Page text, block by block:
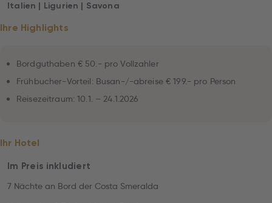
Italien | Ligurien | Savona
Ihre Highlights
Bordguthaben € 50.- pro Vollzahler
Frühbucher-Vorteil: Busan-/-abreise € 199.- pro Person
Reisezeitraum: 10.1. – 24.1.2026
Ihr Hotel
Im Preis inkludiert
7 Nächte an Bord der Costa Smeralda